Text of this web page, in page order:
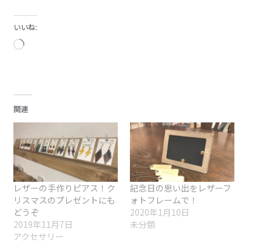
いいね:
読
中…
関連
レザーの手作りピアス！ク
リスマスのプレゼントにも
どうぞ
2019年11月7日
アクセサリー
記念日の思い出をレザーフ
ォトフレームで！
2020年1月10日
未分類